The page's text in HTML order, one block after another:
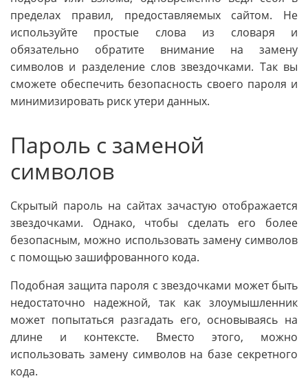
пределах правил, предоставляемых сайтом. Не
используйте простые слова из словаря и
обязательно обратите внимание на замену
символов и разделение слов звездочками. Так вы
сможете обеспечить безопасность своего пароля и
минимизировать риск утери данных.
Пароль с заменой
символов
Скрытый пароль на сайтах зачастую отображается
звездочками. Однако, чтобы сделать его более
безопасным, можно использовать замену символов
с помощью зашифрованного кода.
Подобная защита пароля с звездочками может быть
недостаточно надежной, так как злоумышленник
может попытаться разгадать его, основываясь на
длине и контексте. Вместо этого, можно
использовать замену символов на базе секретного
кода.